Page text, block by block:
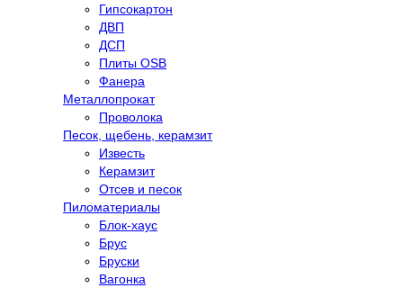
Гипсокартон
ДВП
ДСП
Плиты OSB
Фанера
Металлопрокат
Проволока
Песок, щебень, керамзит
Известь
Керамзит
Отсев и песок
Пиломатериалы
Блок-хаус
Брус
Бруски
Вагонка